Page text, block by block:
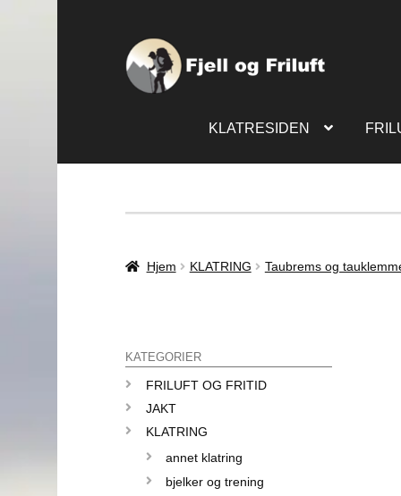
KLATRESIDEN
Hjem KLATRING Taubrems og
KATEGORIER
FRILUFT OG FRITID
JAKT
KLATRING
annet klatring
bjelker og trening